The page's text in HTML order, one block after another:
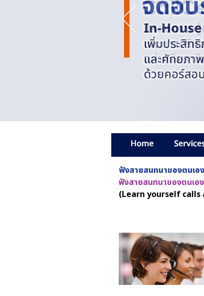
ฟังสายสนทนาของตนเอ
ฟังสายสนทนาของตนเอ
(Learn yourself